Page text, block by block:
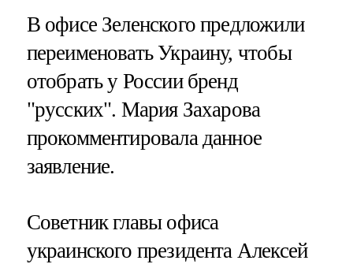
В офисе Зеленского предложили
переименовать Украину, чтобы
отобрать у России бренд
"русских". Мария Захарова
прокомментировала данное
заявление.
Советник главы офиса
украинского президента Алексей